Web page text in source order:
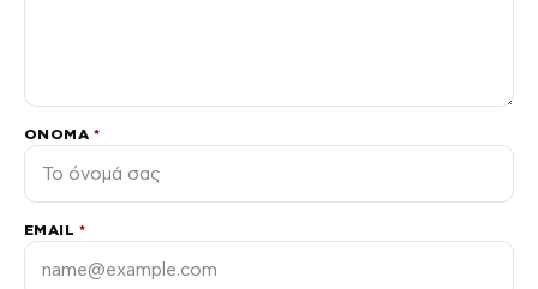
ΌΝΟΜΑ *
EMAIL *